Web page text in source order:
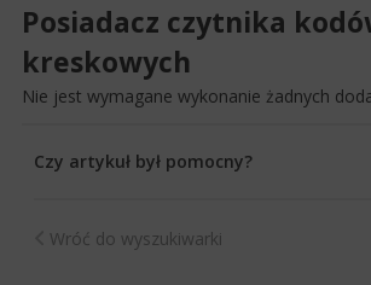
Posiadacz czytnika
kreskowych
Nie jest wymagane wykonanie żadnych
Czy artykuł był pomocny?
Wróć do wyszukiwarki